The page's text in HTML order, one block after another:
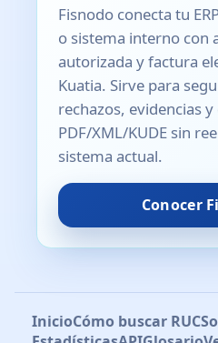
Fisnodo conecta tu
o sistema interno con
autorizada y factura
Kuatia. Sirve para
rechazos, evidencias
PDF/XML/KUDE sin
sistema actual.
Conocer
InicioCómo buscar RUC